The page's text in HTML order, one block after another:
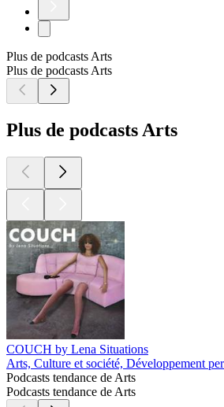
Plus de podcasts Arts
Plus de podcasts Arts
Plus de podcasts Arts
COUCH by Lena Situations
Arts, Culture et société, Développement
Podcasts tendance de Arts
Podcasts tendance de Arts